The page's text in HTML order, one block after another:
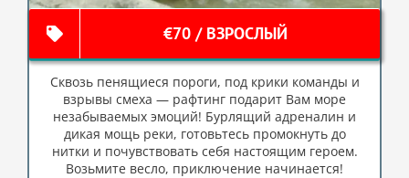
€70 / ВЗРОСЛЫЙ
Сквозь пенящиеся пороги, под крики команды и
взрывы смеха — рафтинг подарит Вам море
незабываемых эмоций! Бурлящий адреналин и
дикая мощь реки, готовьтесь промокнуть до
нитки и почувствовать себя настоящим героем.
Возьмите весло, приключение начинается!